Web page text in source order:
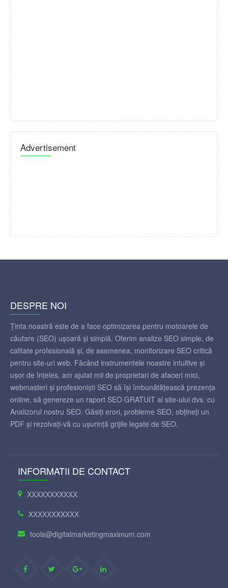
Advertisement
DESPRE NOI
Ținta noastră este de a face optimizarea pentru motoarele de
căutare (SEO) ușoară și simplă. Oferim analize SEO simple, de
calitate profesională și, de asemenea, monitorizare SEO critică
pentru site-uri web. Făcând instrumentele noastre intuitive și
ușor de înțeles, am ajutat mii de proprietari de afaceri mici,
webmasteri și profesioniști SEO să își îmbunătățească prezența
online, să genereze un raport SEO GRATUIT al site-ului dvs. cu
Analizorul nostru SEO. Găsiți erori, probleme SEO, obțineți un
PDF și rezolvați-vă cu ușurință grijile legate de SEO.
INFORMATII DE CONTACT
XXXXXXXXXXX
XXXXXXXXXXX
tools@digitalmarketingmaximum.com